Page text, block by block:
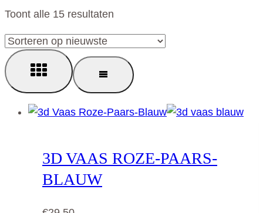
Toont alle 15 resultaten
nieuwste
3D VAAS ROZE-PAARS-
BLAUW